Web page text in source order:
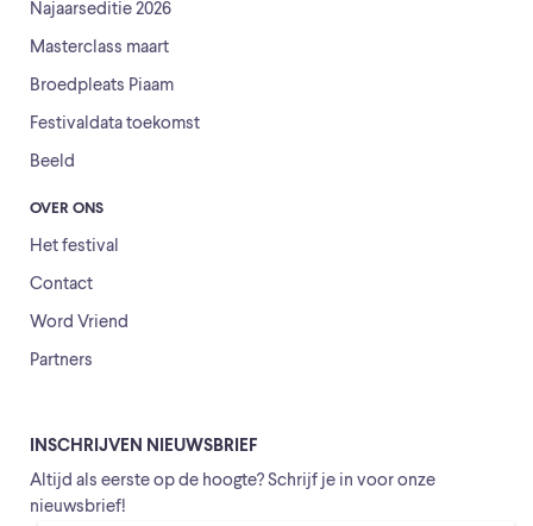
Najaarseditie 2026
Masterclass maart
Broedpleats Piaam
Festivaldata toekomst
Beeld
OVER ONS
Het festival
Contact
Word Vriend
Partners
INSCHRIJVEN NIEUWSBRIEF
Altijd als eerste op de hoogte? Schrijf je in voor onze
nieuwsbrief!